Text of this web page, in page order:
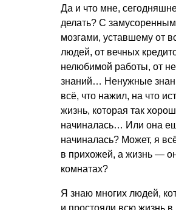
Да и что мне,
делать? С
мозгами, уставшему от
людей, от вечных
нелюбимой работы, от
знаний… Ненужные
всё, что нажил, на что
жизнь, которая так
начиналась… Или она
начиналась? Может, я
в прихожей, а жизнь —
комнатах?
Я знаю многих людей,
и простояли всю жизнь в